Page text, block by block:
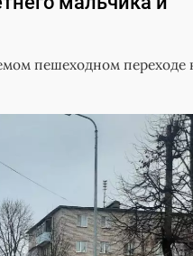
пешеходном переходе